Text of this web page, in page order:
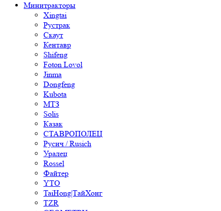
Минитракторы
Xingtai
Рустрак
Скаут
Кентавр
Shifeng
Foton Lovol
Jinma
Dongfeng
Kubota
МТЗ
Solis
Казак
СТАВРОПОЛЕЦ
Русич / Rusich
Уралец
Rossel
Файтер
YTO
TaiHong|ТайХонг
TZR